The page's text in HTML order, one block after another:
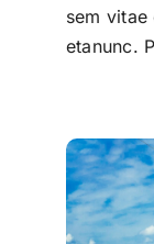
sem vitae
etanunc.